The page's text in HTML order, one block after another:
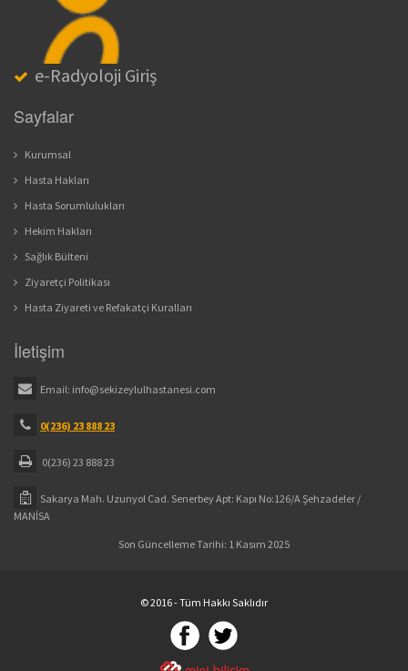
e-Radyoloji Giriş
Sayfalar
Kurumsal
Hasta Hakları
Hasta Sorumlulukları
Hekim Hakları
Sağlık Bülteni
Ziyaretçi Politikası
Hasta Ziyareti ve Refakatçi Kuralları
İletişim
Email: info@sekizeylulhastanesi.com
0(236) 23 888 23
0(236) 23 888 23
Sakarya Mah. Uzunyol Cad. Senerbey Apt: Kapı No:126/A Şehzadeler /
MANİSA
Son Güncelleme Tarihi: 1 Kasım 2025
© 2016 - Tüm Hakkı Saklıdır